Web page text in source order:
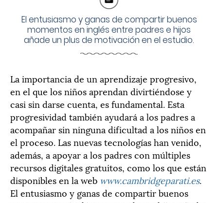
El entusiasmo y ganas de compartir buenos
momentos en inglés entre padres e hijos
añade un plus de motivación en el estudio.
La importancia de un aprendizaje progresivo,
en el que los niños aprendan divirtiéndose y
casi sin darse cuenta, es fundamental. Esta
progresividad también ayudará a los padres a
acompañar sin ninguna dificultad a los niños en
el proceso. Las nuevas tecnologías han venido,
además, a apoyar a los padres con múltiples
recursos digitales gratuitos, como los que están
disponibles en la web www.cambridgeparati.es.
El entusiasmo y ganas de compartir buenos